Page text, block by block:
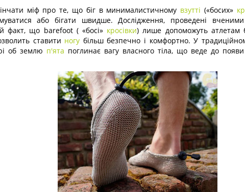
міф про те, що біг в минималистичному взутті («босих»
або бігати швидше. Дослідження, проведені вченими
факт, що barefoot ( «босі» кросівки) лише допоможуть атлетам
ставити ногу більш безпечно і комфортно. У
об землю п'ята поглинає вагу власного тіла, що веде до